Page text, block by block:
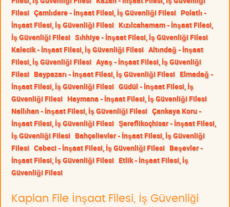
Filesi Çamlıdere - İnşaat Filesi, İş Güvenliği Filesi Polatlı -
İnşaat Filesi, İş Güvenliği Filesi Kızılcahamam - İnşaat Filesi,
İş Güvenliği Filesi Sıhhiye - İnşaat Filesi, İş Güvenliği Filesi
Kalecik - İnşaat Filesi, İş Güvenliği Filesi Altındağ - İnşaat
Filesi, İş Güvenliği Filesi Ayaş - İnşaat Filesi, İş Güvenliği
Filesi Baypazarı - İnşaat Filesi, İş Güvenliği Filesi Elmadağ -
İnşaat Filesi, İş Güvenliği Filesi Güdül - İnşaat Filesi, İş
Güvenliği Filesi Haymana - İnşaat Filesi, İş Güvenliği Filesi
Nallıhan - İnşaat Filesi, İş Güvenliği Filesi Çankaya Koru -
İnşaat Filesi, İş Güvenliği Filesi Şereflikoçhisar - İnşaat Filesi,
İş Güvenliği Filesi Bahçelievler - İnşaat Filesi, İş Güvenliği
Filesi Cebeci - İnşaat Filesi, İş Güvenliği Filesi Beşevler -
İnşaat Filesi, İş Güvenliği Filesi Etlik - İnşaat Filesi, İş
Güvenliği Filesi
Kaplan File İnşaat Filesi, İş Güvenliği